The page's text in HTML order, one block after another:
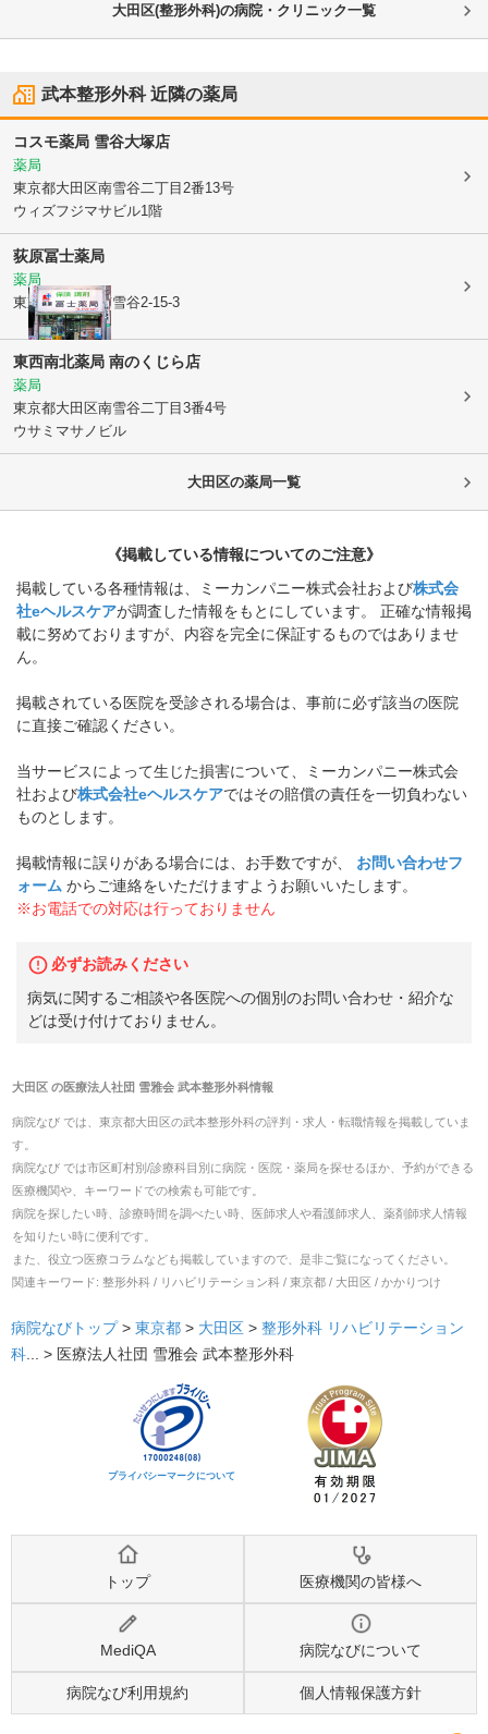
大田区(整形外科)の病院・クリニック一覧
武本整形外科近隣の薬局
コスモ薬局 雪谷大塚店
薬局
東京都大田区南雪谷二丁目2番13号
ウィズフジマサビル1階
荻原冨士薬局
薬局
東京都大田区 南雪谷2-15-3
東西南北薬局 南のくじら店
薬局
東京都大田区南雪谷二丁目3番4号
ウサミマサノビル
大田区の薬局一覧
《掲載している情報についてのご注意》
掲載している各種情報は、ミーカンパニー株式会社および株式会
社eヘルスケアが調査した情報をもとにしています。 正確な情報掲
載に努めておりますが、内容を完全に保証するものではありませ
ん。
掲載されている医院を受診される場合は、事前に必ず該当の医院
に直接ご確認ください。
当サービスによって生じた損害について、ミーカンパニー株式会
社および株式会社eヘルスケアではその賠償の責任を一切負わない
ものとします。
掲載情報に誤りがある場合には、お手数ですが、
お問い合わせフ
ォーム からご連絡をいただけますようお願いいたします。
※お電話での対応は行っておりません
必ずお読みください
病気に関するご相談や各医院への個別のお問い合わせ・紹介な
どは受け付けておりません。
大田区の医療法人社団 雪雅会 武本整形外科情報
病院なび では、 東京都大田区の武本整形外科の評判・求人・転職情報を掲載していま
す。
病院なび では市区町村別/診療科目別に病院・医院・薬局を探せるほか、予約ができる
医療機関や、キーワードでの検索も可能です。
病院を探したい時、診療時間を調べたい時、医師求人や看護師求人、薬剤師求人情報
を知りたい時に便利です。
また、役立つ医療コラムなども掲載していますので、是非ご覧になってください。
関連キーワード: 整形外科 / リハビリテーション科 / 東京都 / 大田区 / かかりつけ
病院なびトップ > 東京都 > 大田区 > 整形外科 リハビリテーション
科... > 医療法人社団 雪雅会 武本整形外科
プライバシーマークについて
トップ 医療機関の皆様へ
MediQA 病院なびについて
病院なび利用規約 個人情報保護方針